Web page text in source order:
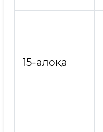
15-алоқа